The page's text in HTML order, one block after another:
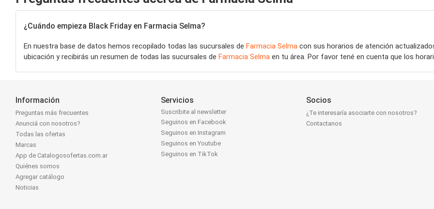
¿Cuándo empieza Black Friday en Farmacia Selma?
En nuestra base de datos hemos recopilado todas las sucursales de Farmacia Selma con sus horarios de atención
ubicación y recibirás un resumen de todas las sucursales de Farmacia Selma en tu área. Por favor tené en cuenta que los
Información
Preguntas más frecuentes
Anunciá con nosotros?
Todas las ofertas
Marcas
App de Catalogosofertas.com.ar
Quiénes somos
Agregar catálogo
Noticias
Servicios
Suscribite al newsletter
Seguinos en Facebook
Seguinos en Instagram
Seguinos en Youtube
Seguinos en TikTok
Socios
¿Te interesaría asociarte con nosotros?
Contactanos